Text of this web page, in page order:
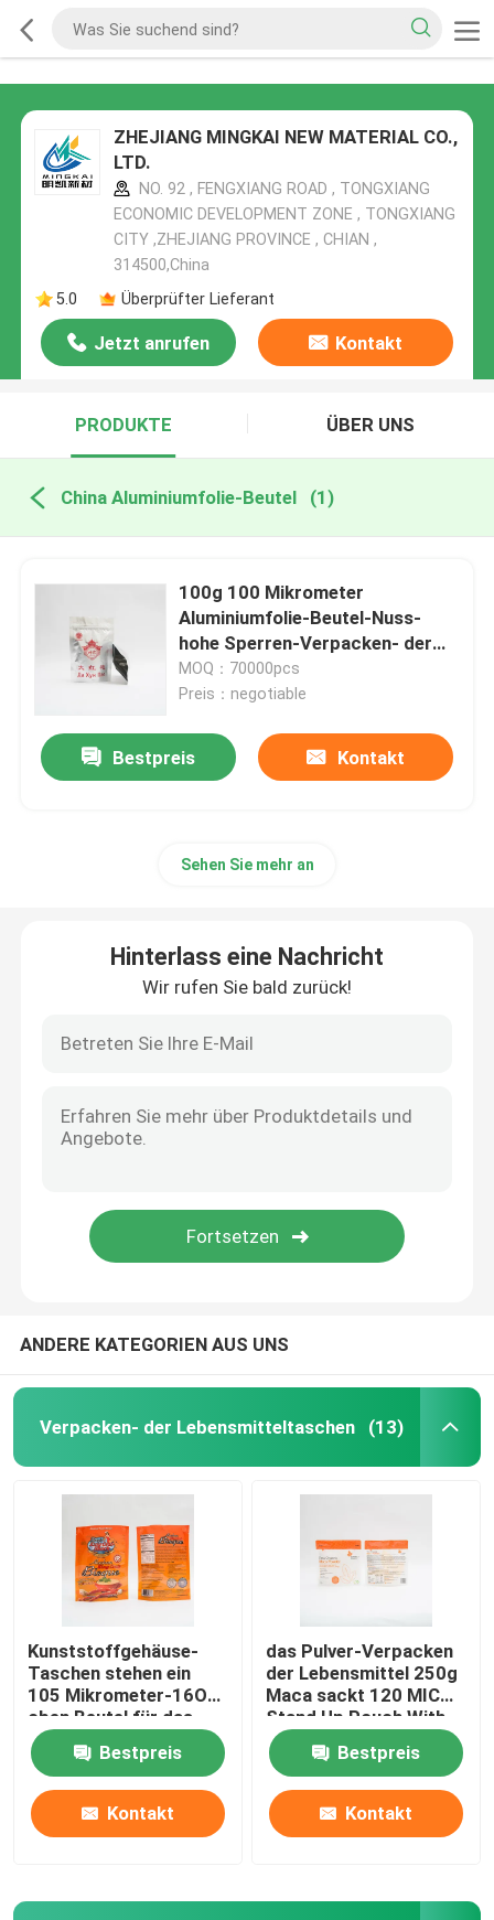
ZHEJIANG MINGKAI NEW MATERIAL CO.,
LTD.
NO. 92 , FENGXIANG ROAD , TONGXIANG
ECONOMIC DEVELOPMENT ZONE , TONGXIANG
CITY ,ZHEJIANG PROVINCE , CHIAN ,
314500,China
5.0
Überprüfter Lieferant
Jetzt anrufen Kontakt
PRODUKTE ÜBER UNS
China Aluminiumfolie-Beutel (1)
100g 100 Mikrometer
Aluminiumfolie-Beutel-Nuss-
hohe Sperren-Verpacken- der
Lebensmittel
MOQ：70000pcs
Preis：negotiable
Bestpreis Kontakt
Sehen Sie mehr an
Hinterlass eine Nachricht
Wir rufen Sie bald zurück!
ANDERE KATEGORIEN AUS UNS
Verpacken- der Lebensmitteltaschen (13)
Kunststoffgehäuse-
Taschen stehen ein
105 Mikrometer-16OZ
oben Beutel für das
Verpacken der
LebensmittelBestpreis
Kontakt
das Pulver-Verpacken
der Lebensmittel 250g
Maca sackt 120 MIC
Stand Up Pouch With
den Reißverschluss ein
Bestpreis
Kontakt